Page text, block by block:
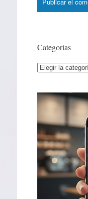
Categorías
Categorías